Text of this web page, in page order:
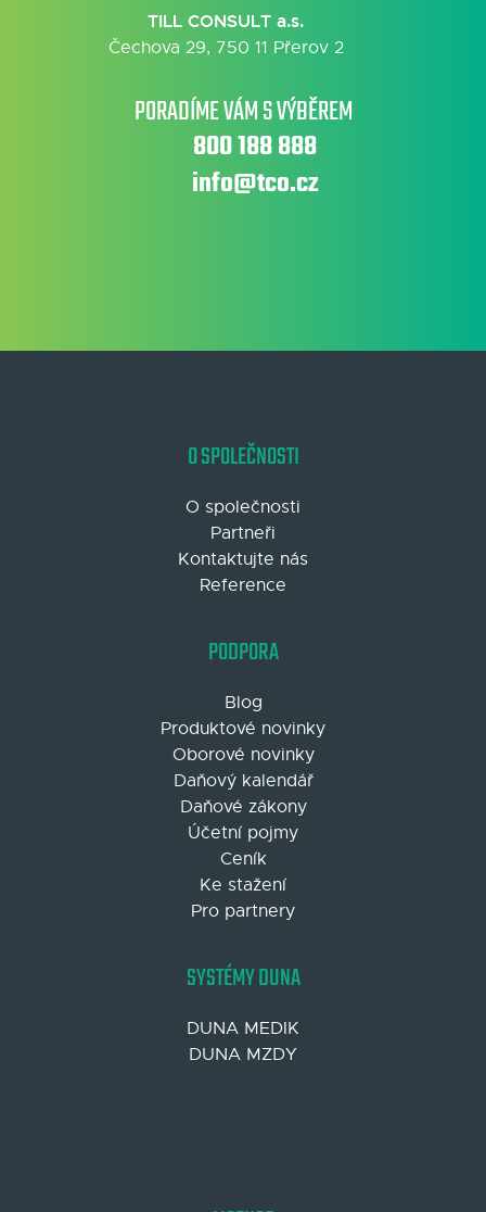
TILL CONSULT a.s.
Čechova 29, 750 11 Přerov 2
PORADÍME VÁM S VÝBĚREM
800 188 888
info@tco.cz
O SPOLEČNOSTI
O společnosti
Partneři
Kontaktujte nás
Reference
PODPORA
Blog
Produktové novinky
Oborové novinky
Daňový kalendář
Daňové zákony
Účetní pojmy
Ceník
Ke stažení
Pro partnery
SYSTÉMY DUNA
DUNA MEDIK
DUNA MZDY